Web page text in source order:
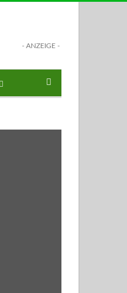
- ANZEIGE -